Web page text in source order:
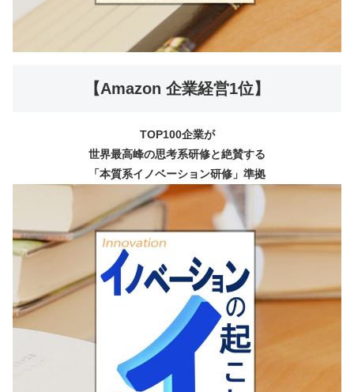
【Amazon 企業経営1位】
TOP100企業が
世界最高峰の思考系研修と絶賛する
「本質系イノベーション研修」準拠